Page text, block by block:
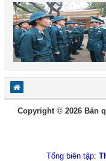
Copyright © 2026 Bản
Tổng biên tập: